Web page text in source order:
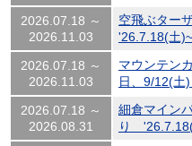
2026.07.18 ～
2026.11.03
空飛ぶター
'26.7.18(土
2026.07.18 ～
2026.11.03
マウンテン
日、9/12(土
2026.07.18 ～
2026.08.31
細倉マイン
り